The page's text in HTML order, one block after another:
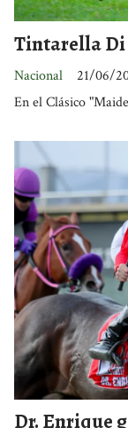
Tintarella Di
Nacional
21/06/
En el Clásico
Dr. Enrique